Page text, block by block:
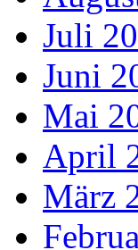
Juli
Juni
Mai
April
März